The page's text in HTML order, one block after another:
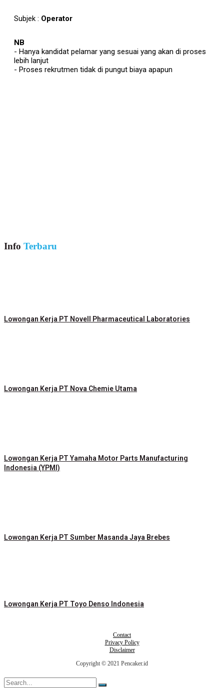
Subjek : Operator
NB
- Hanya kandidat pelamar yang sesuai yang akan di proses
lebih lanjut
- Proses rekrutmen tidak di pungut biaya apapun
Info Terbaru
Lowongan Kerja PT Novell Pharmaceutical Laboratories
Lowongan Kerja PT Nova Chemie Utama
Lowongan Kerja PT Yamaha Motor Parts Manufacturing
Indonesia (YPMI)
Lowongan Kerja PT Sumber Masanda Jaya Brebes
Lowongan Kerja PT Toyo Denso Indonesia
Contact
Privacy Policy
Disclaimer
Copyright © 2021 Pencaker.id